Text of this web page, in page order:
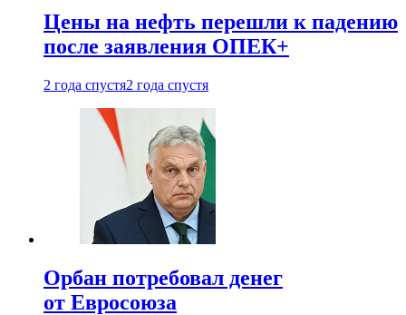
Цены на нефть перешли к падению
после заявления ОПЕК+
2 года спустя2 года спустя
Орбан потребовал денег
от Евросоюза